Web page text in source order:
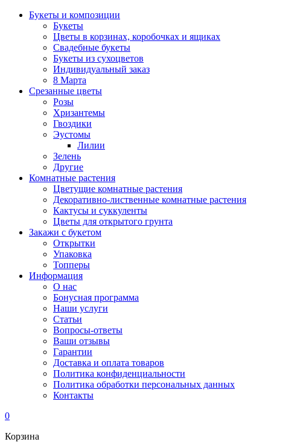
Букеты и композиции
Букеты
Цветы в корзинах, коробочках и ящиках
Свадебные букеты
Букеты из сухоцветов
Индивидуальный заказ
8 Марта
Срезанные цветы
Розы
Хризантемы
Гвоздики
Эустомы
Лилии
Зелень
Другие
Комнатные растения
Цветущие комнатные растения
Декоративно-лиственные комнатные растения
Кактусы и суккуленты
Цветы для открытого грунта
Закажи с букетом
Открытки
Упаковка
Топперы
Информация
О нас
Бонусная программа
Наши услуги
Статьи
Вопросы-ответы
Ваши отзывы
Гарантии
Доставка и оплата товаров
Политика конфиденциальности
Политика обработки персональных данных
Контакты
0
Корзина